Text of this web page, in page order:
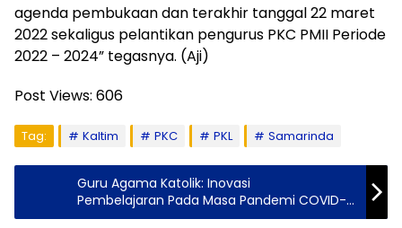
agenda pembukaan dan terakhir tanggal 22 maret
2022 sekaligus pelantikan pengurus PKC PMII Periode
2022 – 2024” tegasnya. (Aji)
Post Views: 606
Tag: Kaltim PKC PKL Samarinda
Guru Agama Katolik: Inovasi
Pembelajaran Pada Masa Pandemi COVID-
19